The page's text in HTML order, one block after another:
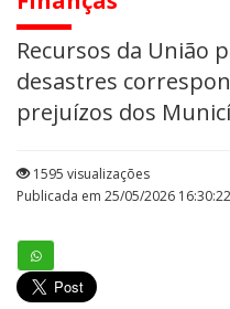
Recursos da União
desastres
prejuízos dos
1595 visualizações
Publicada em 25/05/2026 16:30:22